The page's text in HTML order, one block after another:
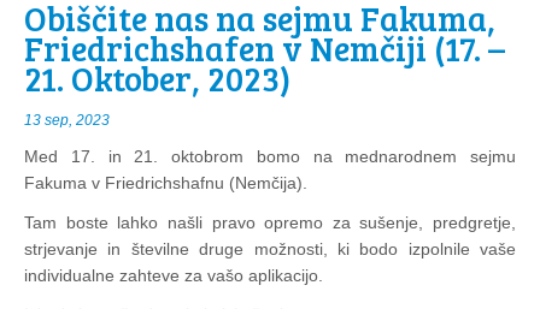
Obiščite nas na sejmu Fakuma,
Friedrichshafen v Nemčiji (17. –
21. Oktober, 2023)
13 sep, 2023
Med 17. in 21. oktobrom bomo na mednarodnem sejmu
Fakuma v Friedrichshafnu (Nemčija).
Tam boste lahko našli pravo opremo za sušenje, predgretje,
strjevanje in številne druge možnosti, ki bodo izpolnile vaše
individualne zahteve za vašo aplikacijo.